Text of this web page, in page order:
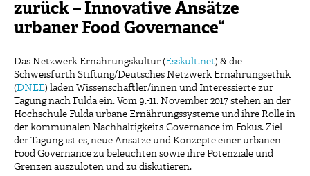
zurück – Innovative Ansätze
urbaner Food Governance“
Das Netzwerk Ernährungskultur (Esskult.net) & die
Schweisfurth Stiftung/Deutsches Netzwerk Ernährungsethik
(DNEE) laden Wissenschaftler/innen und Interessierte zur
Tagung nach Fulda ein. Vom 9.-11. November 2017 stehen an der
Hochschule Fulda urbane Ernährungssysteme und ihre Rolle in
der kommunalen Nachhaltigkeits-Governance im Fokus. Ziel
der Tagung ist es, neue Ansätze und Konzepte einer urbanen
Food Governance zu beleuchten sowie ihre Potenziale und
Grenzen auszuloten und zu diskutieren.